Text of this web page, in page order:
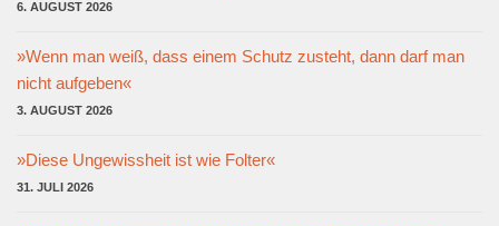
6. AUGUST 2026
»Wenn man weiß, dass einem Schutz zusteht, dann darf man
nicht aufgeben«
3. AUGUST 2026
»Diese Ungewissheit ist wie Folter«
31. JULI 2026